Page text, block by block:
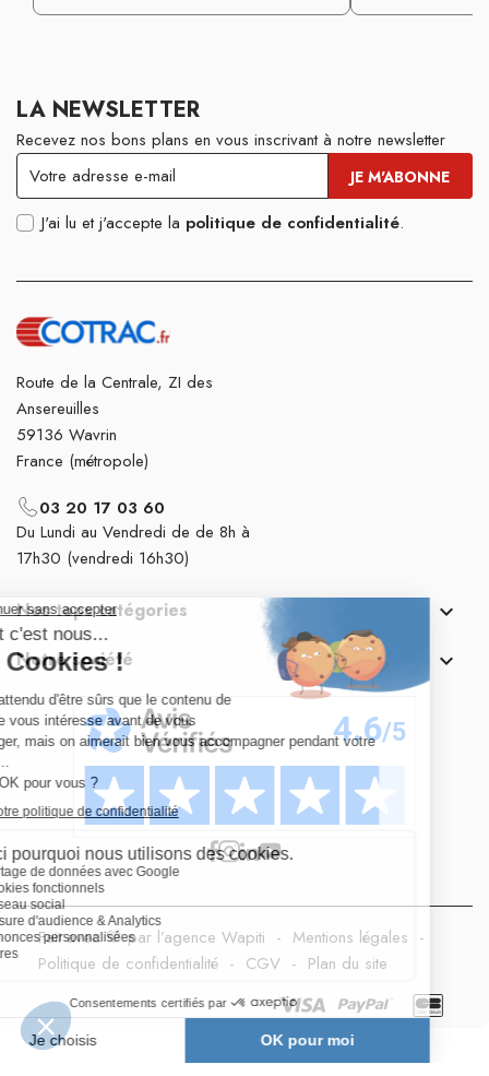
LA NEWSLETTER
Recevez nos bons plans en vous inscrivant à notre newsletter
J'ai lu et j'accepte la politique de confidentialité.
Route de la Centrale, ZI des
Ansereuilles
59136 Wavrin
France (métropole)
03 20 17 03 60
Du Lundi au Vendredi de de 8h à
17h30 (vendredi 16h30)
Nos tops catégories 
Notre société 
Fait avec 💛 par l’agence Wapiti - Mentions légales -
Politique de confidentialité - CGV - Plan du site